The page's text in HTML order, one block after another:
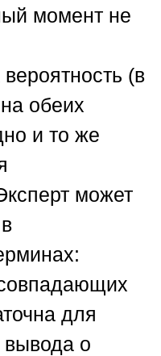
момент не
(в
обеих
и то же
может
для
вывода о